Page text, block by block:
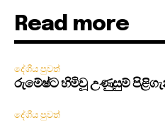
Read more
දේශීය පුවත්
රුමේෂ්ට හිමිවූ උණුසුම්
දේශීය පුවත්